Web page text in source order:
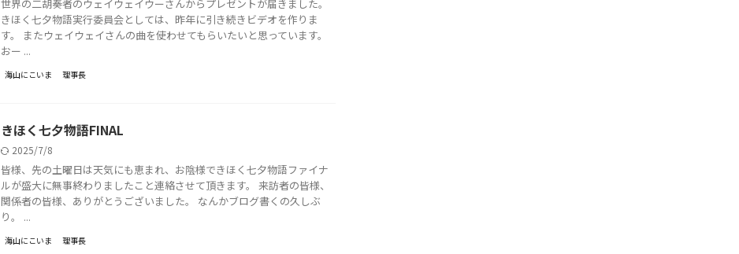
世界の二胡奏者のウェイウェイウーさんからプレゼントが届きました。
きほく七夕物語実行委員会としては、昨年に引き続きビデオを作りま
す。 またウェイウェイさんの曲を使わせてもらいたいと思っています。
おー ...
海山にこいま 理事長
きほく七夕物語FINAL
2025/7/8
皆様、先の土曜日は天気にも恵まれ、お陰様できほく七夕物語ファイナ
ルが盛大に無事終わりましたこと連絡させて頂きます。 来訪者の皆様、
関係者の皆様、ありがとうございました。 なんかブログ書くの久しぶ
り。 ...
海山にこいま 理事長